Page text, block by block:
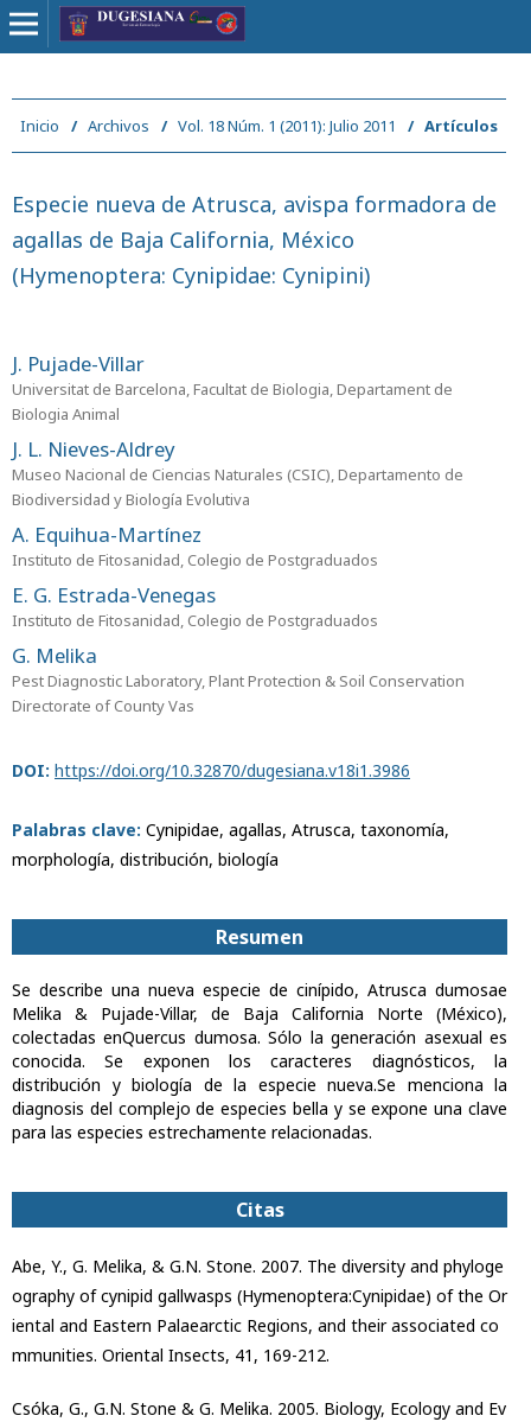
Inicio / Archivos / Vol. 18 Núm. 1 (2011): Julio 2011 / Artículos
Especie nueva de Atrusca, avispa formadora de
agallas de Baja California, México
(Hymenoptera: Cynipidae: Cynipini)
J. Pujade-Villar
Universitat de Barcelona, Facultat de Biologia, Departament de
Biologia Animal
J. L. Nieves-Aldrey
Museo Nacional de Ciencias Naturales (CSIC), Departamento de
Biodiversidad y Biología Evolutiva
A. Equihua-Martínez
Instituto de Fitosanidad, Colegio de Postgraduados
E. G. Estrada-Venegas
Instituto de Fitosanidad, Colegio de Postgraduados
G. Melika
Pest Diagnostic Laboratory, Plant Protection & Soil Conservation
Directorate of County Vas
DOI: https://doi.org/10.32870/dugesiana.v18i1.3986
Palabras clave: Cynipidae, agallas, Atrusca, taxonomía,
morphología, distribución, biología
Resumen
Se describe una nueva especie de cinípido, Atrusca dumosae
Melika & Pujade-Villar, de Baja California Norte (México),
colectadas enQuercus dumosa. Sólo la generación asexual es
conocida. Se exponen los caracteres diagnósticos, la
distribución y biología de la especie nueva.Se menciona la
diagnosis del complejo de especies bella y se expone una clave
para las especies estrechamente relacionadas.
Citas
Abe, Y., G. Melika, & G.N. Stone. 2007. The diversity and phyloge
ography of cynipid gallwasps (Hymenoptera:Cynipidae) of the Or
iental and Eastern Palaearctic Regions, and their associated co
mmunities. Oriental Insects, 41, 169-212.
Csóka, G., G.N. Stone & G. Melika. 2005. Biology, Ecology and Ev